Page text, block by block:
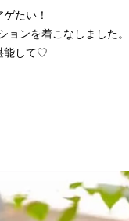
たい！
ョンを着こなしました
能して♡